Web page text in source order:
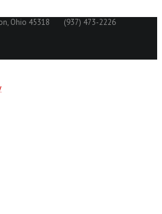
Ohio 45318
(937) 473-2226